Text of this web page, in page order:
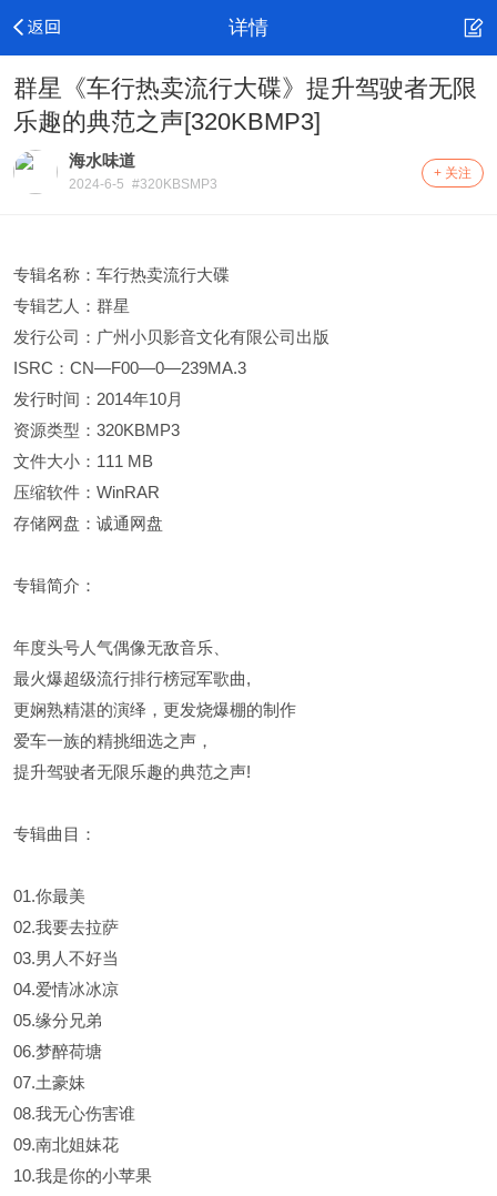
详情
群星《车行热卖流行大碟》提升驾驶者无限
乐趣的典范之声[320KBMP3]
海水味道
2024-6-5 #320KBSMP3
+ 关注
专辑名称：车行热卖流行大碟
专辑艺人：群星
发行公司：广州小贝影音文化有限公司出版
ISRC：CN—F00—0—239MA.3
发行时间：2014年10月
资源类型：320KBMP3
文件大小：111 MB
压缩软件：WinRAR
存储网盘：诚通网盘
专辑简介：
年度头号人气偶像无敌音乐、
最火爆超级流行排行榜冠军歌曲,
更娴熟精湛的演绎，更发烧爆棚的制作
爱车一族的精挑细选之声，
提升驾驶者无限乐趣的典范之声!
专辑曲目：
01.你最美
02.我要去拉萨
03.男人不好当
04.爱情冰冰凉
05.缘分兄弟
06.梦醉荷塘
07.土豪妹
08.我无心伤害谁
09.南北姐妹花
10.我是你的小苹果